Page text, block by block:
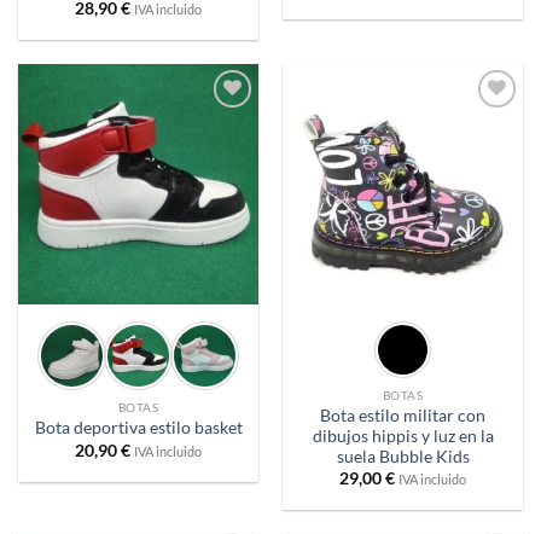
28,90€ IVA incluido
BOTAS
Bota deportiva estilo basket
20,90€ IVA incluido
BOTAS
Bota estilo militar con
dibujos hippis y luz en la
suela Bubble Kids
29,00€ IVA incluido